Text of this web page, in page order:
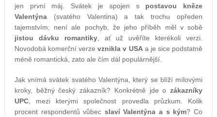
jen první máj. Svátek je spojen s postavou kněze
Valentýna(svatého Valentina) a tak trochu opředen
tajemstvím; není ale pochyb, že jeho příběh měl v sobě
jistou dávku romantiky, ať už uvěříte kterékoli verzi.
Novodobá komerční verzevznikla v USAa je sice podstatně
méně romantická, zato ale čím dál populárnější.
Jak vnímá svátek svatého Valentýna, který se blíží mílovými
kroky, běžný český zákazník? Konkrétně jde o zákazníky
UPC, mezi kterými společnost provedla průzkum. Kolik
procent respondentů vůbec slaví Valentýna a s kým? Co